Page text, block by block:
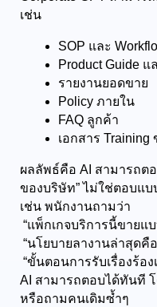
เช่น
SOP และ
Product Guide
รายงานยอดขาย
Policy ภายใน
FAQ ลูกค้า
เอกสาร Training
ผลลัพธ์คือ AI สามารถต
ของบริษัท” ไม่ใช่ตอบแ
เช่น พนักงานถามว่า
“แพ็กเกจบริการนี้ขายแ
“นโยบายลางานล่าสุดคื
“ขั้นตอนการรับเรื่องร้อง
AI สามารถตอบได้ทันที
หรือถามคนเดิมซ้ำๆ